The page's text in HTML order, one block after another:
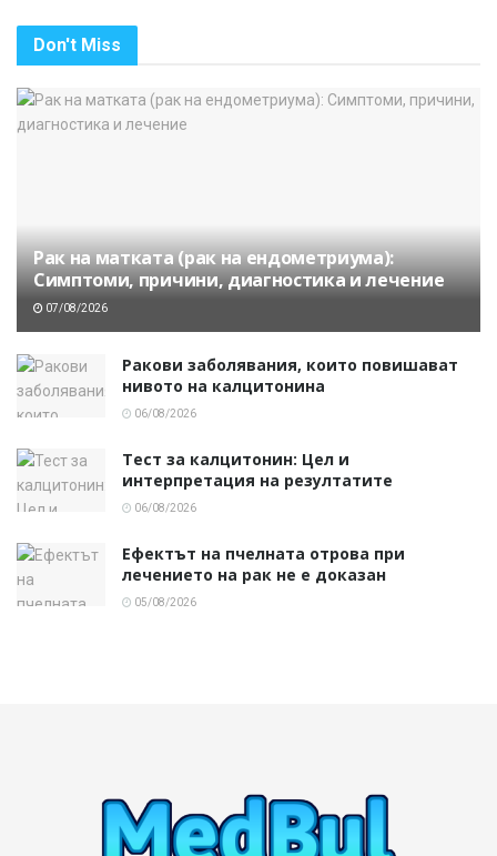
Don't Miss
Рак на матката (рак на ендометриума):
Симптоми, причини, диагностика и лечение
07/08/2026
Ракови заболявания, които повишават
нивото на калцитонина
06/08/2026
Тест за калцитонин: Цел и
интерпретация на резултатите
06/08/2026
Ефектът на пчелната отрова при
лечението на рак не е доказан
05/08/2026